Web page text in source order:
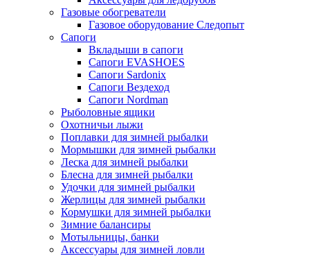
Газовые обогреватели
Газовое оборудование Следопыт
Сапоги
Вкладыши в сапоги
Сапоги EVASHOES
Сапоги Sardonix
Сапоги Вездеход
Сапоги Nordman
Рыболовные ящики
Охотничьи лыжи
Поплавки для зимней рыбалки
Мормышки для зимней рыбалки
Леска для зимней рыбалки
Блесна для зимней рыбалки
Удочки для зимней рыбалки
Жерлицы для зимней рыбалки
Кормушки для зимней рыбалки
Зимние балансиры
Мотыльницы, банки
Аксессуары для зимней ловли